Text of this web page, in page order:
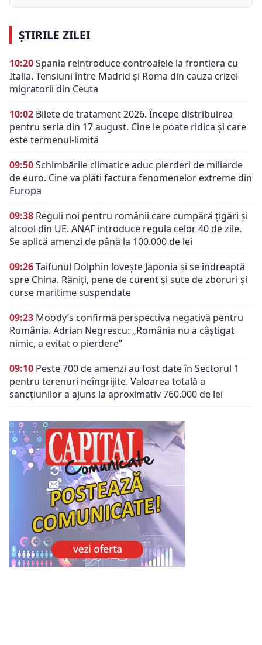
ȘTIRILE ZILEI
10:20Spania reintroduce controalele la frontiera cu
Italia. Tensiuni între Madrid și Roma din cauza crizei
migratorii din Ceuta
10:02 Bilete de tratament 2026. Începe distribuirea
pentru seria din 17 august. Cine le poate ridica și care
este termenul-limită
09:50Schimbările climatice aduc pierderi de miliarde
de euro. Cine va plăti factura fenomenelor extreme din
Europa
09:38 Reguli noi pentru românii care cumpără țigări și
alcool din UE. ANAF introduce regula celor 40 de zile.
Se aplică amenzi de până la 100.000 de lei
09:26Taifunul Dolphin lovește Japonia și se îndreaptă
spre China. Răniți, pene de curent și sute de zboruri și
curse maritime suspendate
09:23 Moody’s confirmă perspectiva negativă pentru
România. Adrian Negrescu: „România nu a câștigat
nimic, a evitat o pierdere”
09:10 Peste 700 de amenzi au fost date în Sectorul 1
pentru terenuri neîngrijite. Valoarea totală a
sancțiunilor a ajuns la aproximativ 760.000 de lei